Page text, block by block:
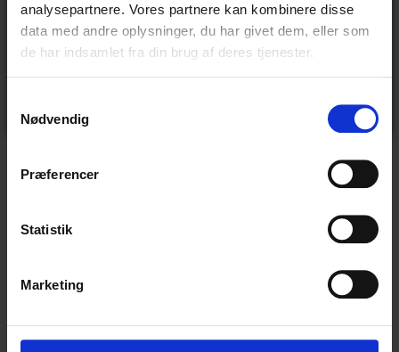
analysepartnere. Vores partnere kan kombinere disse
data med andre oplysninger, du har givet dem, eller som
de har indsamlet fra din brug af deres tjenester.
Nødvendig
Præferencer
Statistik
Marketing
Spørgsmål til denne side?
Indsend dit spørgsmål i nedenstående formular, så
Dit navn (Påkrævet)